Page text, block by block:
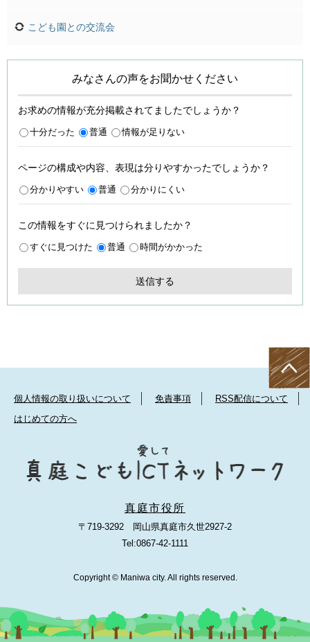
こども園との交流会
みなさんの声をお聞かせください
お求めの情報が充分掲載されてましたでしょうか？
十分だった 普通 情報が足りない
ページの構成や内容、表現は分りやすかったでしょうか？
分かりやすい 普通 分かりにくい
この情報をすぐに見つけられましたか？
すぐに見つけた 普通 時間がかかった
個人情報の取り扱いについて 免責事項
RSS配信について
はじめての方へ
真庭市役所
〒719-3292 岡山県真庭市久世2927-2
Tel:0867-42-1111
Copyright © Maniwa city. All rights reserved.